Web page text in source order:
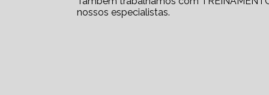
nossos especialistas.